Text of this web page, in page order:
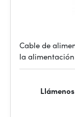
Cable de
la